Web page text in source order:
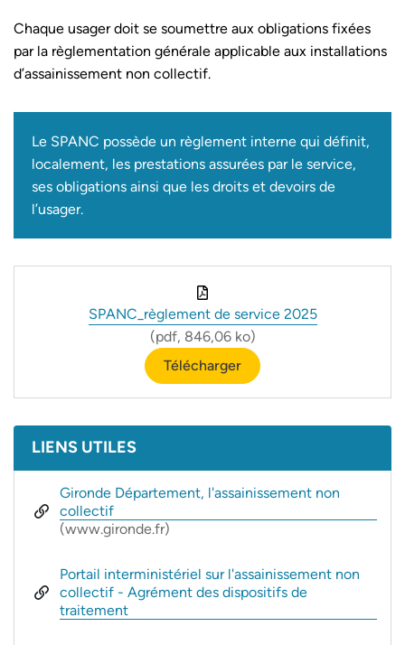
Chaque usager doit se soumettre aux obligations fixées
par la règlementation générale applicable aux installations
d’assainissement non collectif.
Le SPANC possède un règlement interne qui définit,
localement, les prestations assurées par le service,
ses obligations ainsi que les droits et devoirs de
l’usager.
SPANC_règlement de service 2025
(pdf, 846,06 ko)
Télécharger
Informations complémentaires
LIENS UTILES
Gironde Département, l'assainissement non
collectif
(www.gironde.fr)
(ouverture dans un nouvel onglet)
Portail interministériel sur l'assainissement non
collectif - Agrément des dispositifs de
traitement